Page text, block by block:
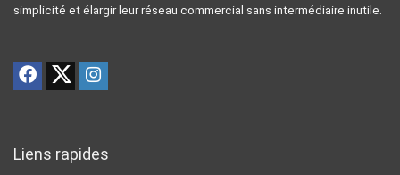
simplicité et élargir leur réseau commercial sans intermédiaire inutile.
Liens rapides